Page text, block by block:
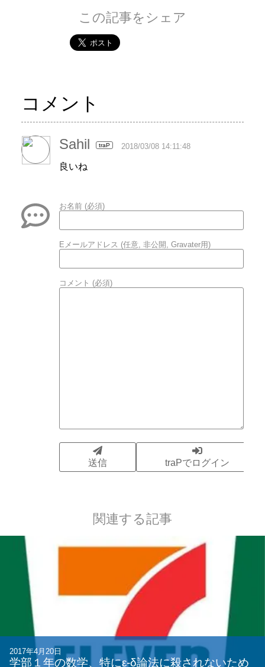
この記事をシェア